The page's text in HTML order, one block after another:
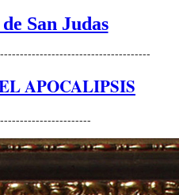
San Judas
APOCALIPSIS